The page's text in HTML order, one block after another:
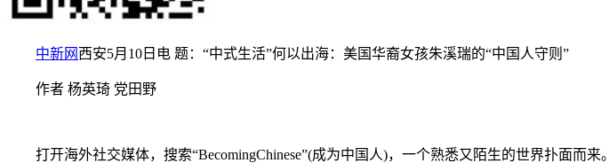
中新网 西安5月10日电 题：“中式生活”何以出海：美国华裔女孩朱溪瑞的“中国人守则”
作者 杨英琦 党田野
打开海外社交媒体，搜索“BecomingChinese”(成为中国人)，一个熟悉又陌生的世界扑面而来。